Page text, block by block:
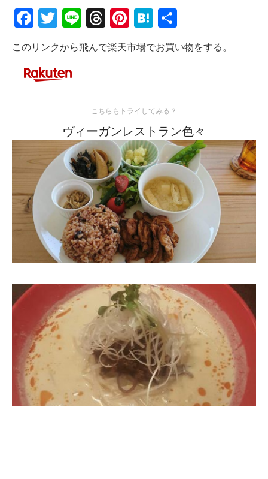
Facebook
Twitter
LineThreads
Pinterest
Hatena
有
このリンクから飛んで楽天市場でお買い物をする。
こちらもトライしてみる？
ヴィーガンレストラン色々